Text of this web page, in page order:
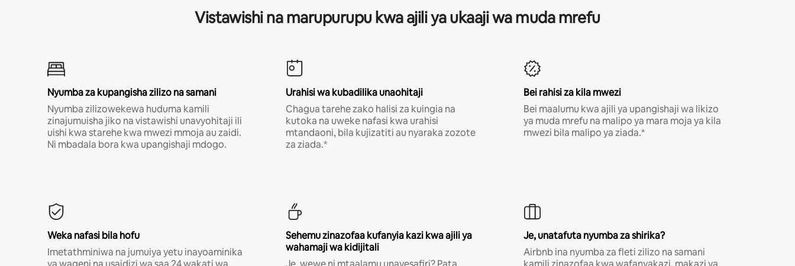
Vistawishi na marupurupu kwa ajili ya ukaaji wa muda mrefu
Nyumba za kupangisha zilizo na samani
Nyumba zilizowekewa huduma kamili
zinajumuisha jiko na vistawishi unavyohitaji ili
uishi kwa starehe kwa mwezi mmoja au zaidi.
Ni mbadala bora kwa upangishaji mdogo.
Urahisi wa kubadilika unaohitaji
Chagua tarehe zako halisi za kuingia na
kutoka na uweke nafasi kwa urahisi
mtandaoni, bila kujizatiti au nyaraka zozote
za ziada.*
Bei rahisi za kila mwezi
Bei maalumu kwa ajili ya upangishaji wa likizo
ya muda mrefu na malipo ya mara moja ya kila
mwezi bila malipo ya ziada.*
Weka nafasi bila hofu
Imetathminiwa na jumuiya yetu inayoaminika
Sehemu zinazofaa kufanyia kazi kwa ajili ya
wahamaji wa kidijitali
Je, unatafuta nyumba za shirika?
Airbnb ina nyumba za fleti zilizo na samani